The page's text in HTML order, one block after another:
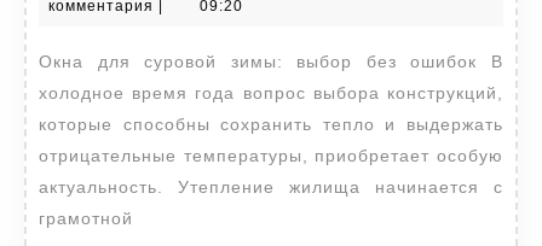
суровую
зиму
октября
комментария | 09:20
Окна для суровой зимы: выбор без ошибок В
холодное время года вопрос выбора конструкций,
которые способны сохранить тепло и выдержать
отрицательные температуры, приобретает особую
актуальность. Утепление жилища начинается с
грамотной